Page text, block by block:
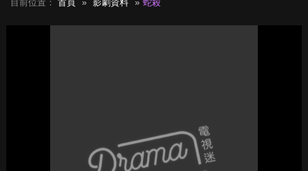
目前位置： 首頁 影劇資料 蛇殺